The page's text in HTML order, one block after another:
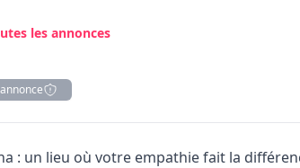
les annonces
: un lieu où votre empathie fait la